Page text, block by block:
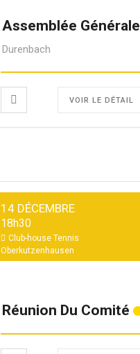
Assemblée Générale
Durenbach
VOIR LE DÉTAIL
14 DÉCEMBRE
18h30
Club-house Tennis
Oberkutzenhausen
Réunion Du Comité